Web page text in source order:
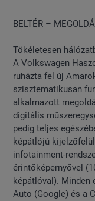
BELTÉR –
Tökéletesen
A Volkswagen
ruházta fel új
szisztematikusan
alkalmazott
digitális
pedig teljes
képátlójú
infotainment-
érintőképernyővel
képátlóval). Minden
Auto (Google) és a